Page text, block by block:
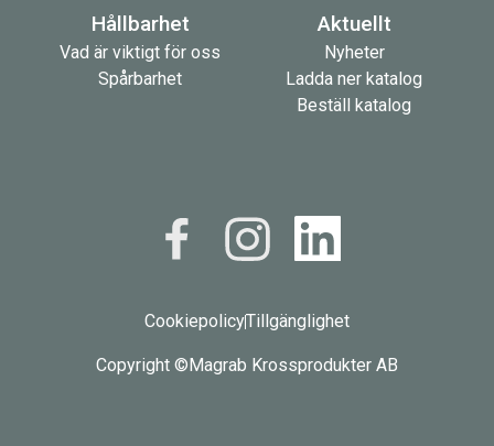
Hållbarhet
Vad är viktigt för oss
Spårbarhet
Aktuellt
Nyheter
Ladda ner katalog
Beställ katalog
CookiepolicyTillgänglighet
Copyright © Magrab Krossprodukter AB